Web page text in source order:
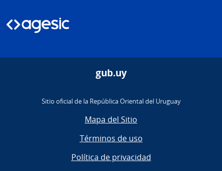
gub.uy
Sitio oficial de la República Oriental del Uruguay
Mapa del Sitio
Términos de uso
Política de privacidad